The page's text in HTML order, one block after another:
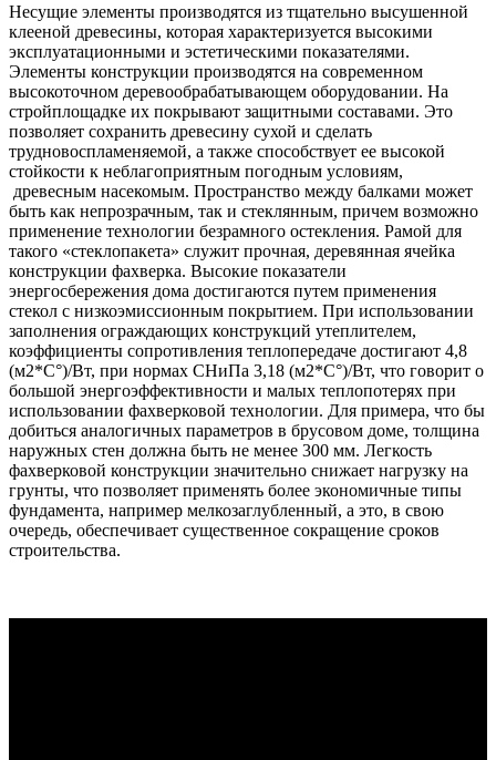
Несущие элементы производятся из тщательно высушенной
клееной древесины, которая характеризуется высокими
эксплуатационными и эстетическими показателями.
Элементы конструкции производятся на современном
высокоточном деревообрабатывающем оборудовании. На
стройплощадке их покрывают защитными составами. Это
позволяет сохранить древесину сухой и сделать
трудновоспламеняемой, а также способствует ее высокой
стойкости к неблагоприятным погодным условиям,
древесным насекомым. Пространство между балками может
быть как непрозрачным, так и стеклянным, причем возможно
применение технологии безрамного остекления. Рамой для
такого «стеклопакета» служит прочная, деревянная ячейка
конструкции фахверка. Высокие показатели
энергосбережения дома достигаются путем применения
стекол с низкоэмиссионным покрытием. При использовании
заполнения ограждающих конструкций утеплителем,
коэффициенты сопротивления теплопередаче достигают 4,8
(м2*С°)/Вт, при нормах СНиПа 3,18 (м2*С°)/Вт, что говорит о
большой энергоэффективности и малых теплопотерях при
использовании фахверковой технологии. Для примера, что бы
добиться аналогичных параметров в брусовом доме, толщина
наружных стен должна быть не менее 300 мм. Легкость
фахверковой конструкции значительно снижает нагрузку на
грунты, что позволяет применять более экономичные типы
фундамента, например мелкозаглубленный, а это, в свою
очередь, обеспечивает существенное сокращение сроков
строительства.